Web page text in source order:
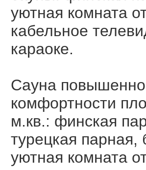
уютная комната
кабельное
караоке.
Сауна
комфортности
м.кв.: финская
турецкая парная,
уютная комната